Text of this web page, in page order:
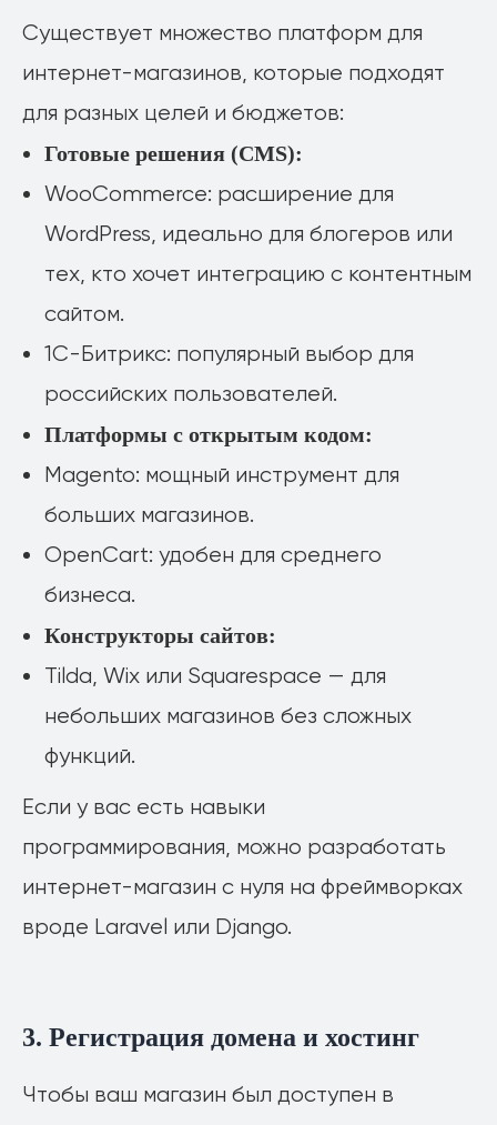
Существует множество платформ для
интернет-магазинов, которые подходят
для разных целей и бюджетов:
Готовые решения (CMS):
WooCommerce: расширение для
WordPress, идеально для блогеров или
тех, кто хочет интеграцию с контентным
сайтом.
1С-Битрикс: популярный выбор для
российских пользователей.
Платформы с открытым кодом:
Magento: мощный инструмент для
больших магазинов.
OpenCart: удобен для среднего
бизнеса.
Конструкторы сайтов:
Tilda, Wix или Squarespace — для
небольших магазинов без сложных
функций.
Если у вас есть навыки
программирования, можно разработать
интернет-магазин с нуля на фреймворках
вроде Laravel или Django.
3. Регистрация домена и хостинг
Чтобы ваш магазин был доступен в